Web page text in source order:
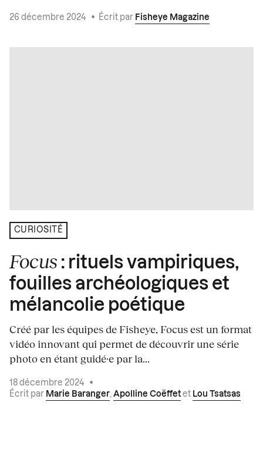
26 décembre 2024 • Écrit par Fisheye Magazine
CURIOSITÉ
Focus : rituels vampiriques,
fouilles archéologiques et
mélancolie poétique
Créé par les équipes de Fisheye, Focus est un format
vidéo innovant qui permet de découvrir une série
photo en étant guidé·e par la...
18 décembre 2024
•
Écrit par Marie Baranger, Apolline Coëffet et Lou Tsatsas